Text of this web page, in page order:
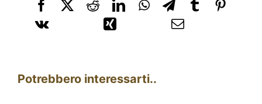
Potrebbero interessarti..